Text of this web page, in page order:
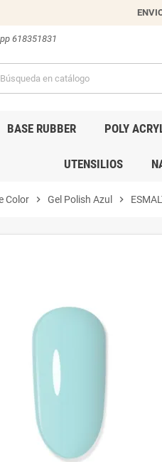
618351831
BASE RUBBER POLY
UTENSILIOS
Color chevron_right Gel Polish Azul chevron_right